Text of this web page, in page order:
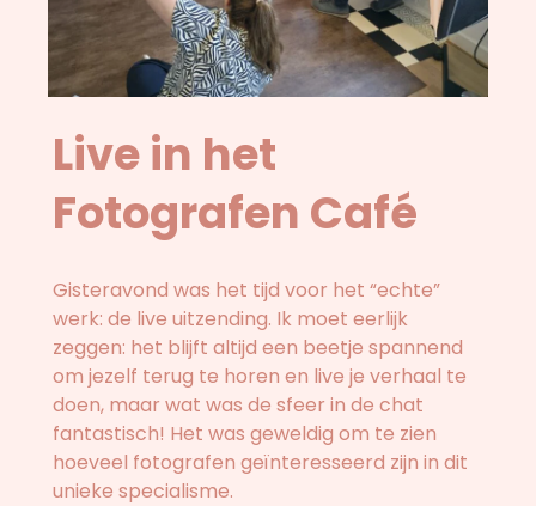
Live in het
Fotografen Café
Gisteravond was het tijd voor het “echte”
werk: de live uitzending. Ik moet eerlijk
zeggen: het blijft altijd een beetje spannend
om jezelf terug te horen en live je verhaal te
doen, maar wat was de sfeer in de chat
fantastisch! Het was geweldig om te zien
hoeveel fotografen geïnteresseerd zijn in dit
unieke specialisme.